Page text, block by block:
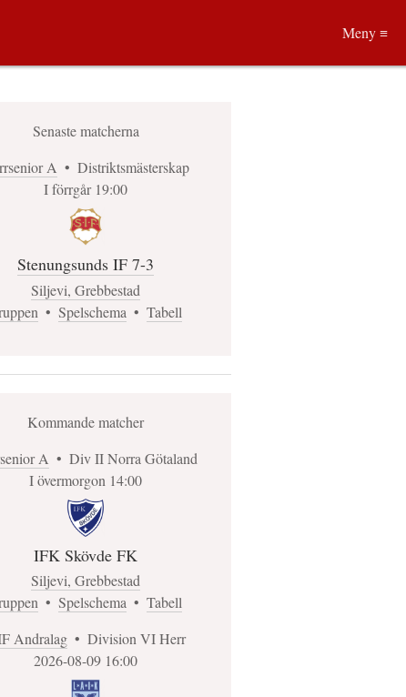
Senaste matcherna
A • Distriktsmästerskap
I förrgår 19:00
Stenungsunds IF 7-3
Siljevi, Grebbestad
• Spelschema • Tabell
Kommande matcher
A • Div II Norra Götaland
I övermorgon 14:00
IFK Skövde FK
Siljevi, Grebbestad
• Spelschema • Tabell
Andralag • Division VI Herr
2026-08-09 16:00
Meny ≡